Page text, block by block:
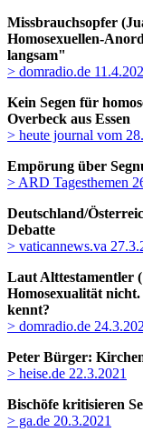
Missbrauchsopfer
Homosexuellen-
langsam"
> domradio.de
Kein Segen für
Overbeck aus Essen
> heute journal vom
Empörung über
> ARD Tagesthemen
Deutschland/
Debatte
> vaticannews.va
Laut Alttestamentler
Homosexualität
kennt?
> domradio.de
Peter Bürger:
> heise.de 22.3.2021
Bischöfe kritisieren
> ga.de 20.3.2021